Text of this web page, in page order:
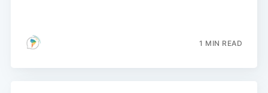
1 MIN READ